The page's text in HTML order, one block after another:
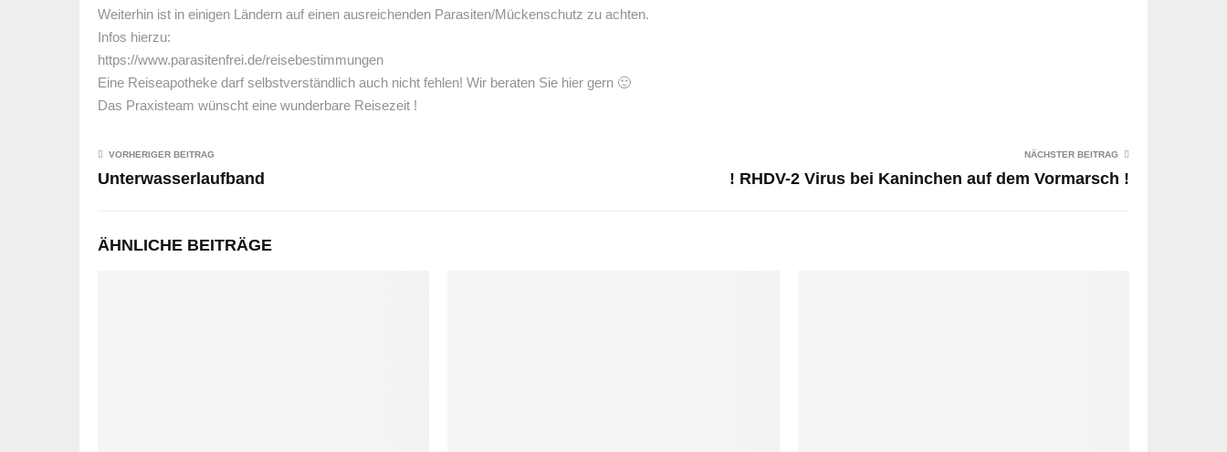
Weiterhin ist in einigen Ländern auf einen ausreichenden Parasiten/Mückenschutz zu achten.
Infos hierzu:
https://www.parasitenfrei.de/reisebestimmungen
Eine Reiseapotheke darf selbstverständlich auch nicht fehlen! Wir beraten Sie hier gern 🙂
Das Praxisteam wünscht eine wunderbare Reisezeit !
VORHERIGER BEITRAG
Unterwasserlaufband
NÄCHSTER BEITRAG
! RHDV-2 Virus bei Kaninchen auf dem Vormarsch !
ÄHNLICHE BEITRÄGE